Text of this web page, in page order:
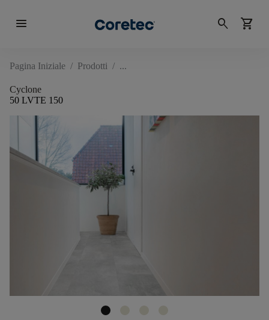
menu search shopping_cart
Pagina Iniziale / Prodotti /
Cyclone
50 LVTE 150